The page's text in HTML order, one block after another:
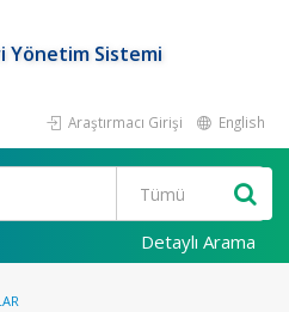
Yönetim Sistemi
Araştırmacı Girişi English
Detaylı Arama